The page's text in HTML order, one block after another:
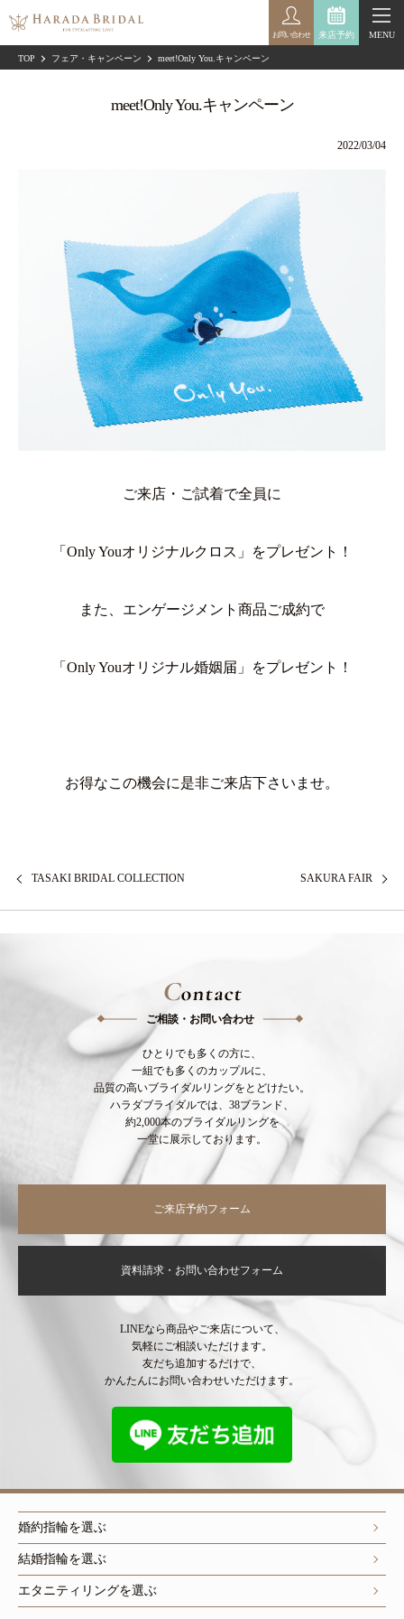
来店予約
お問い合わせ MENU
TOP フェア・キャンペーン meet!Only You.キャンペーン
meet!Only You.キャンペーン
2022/03/04
ご来店・ご試着で全員に
「Only Youオリジナルクロス」をプレゼント！
また、エンゲージメント商品ご成約で
「Only Youオリジナル婚姻届」をプレゼント！
お得なこの機会に是非ご来店下さいませ。
TASAKI BRIDAL COLLECTION SAKURA FAIR
Contact
ご相談・お問い合わせ
ひとりでも多くの方に、
一組でも多くのカップルに、
品質の高いブライダルリングをとどけたい。
ハラダブライダルでは、38ブランド、
約2,000本のブライダルリングを
一堂に展示しております。
ご来店予約フォーム
資料請求・お問い合わせフォーム
LINEなら商品やご来店について、
気軽にご相談いただけます。
友だち追加するだけで、
かんたんにお問い合わせいただけます。
婚約指輪を選ぶ
結婚指輪を選ぶ
エタニティリングを選ぶ